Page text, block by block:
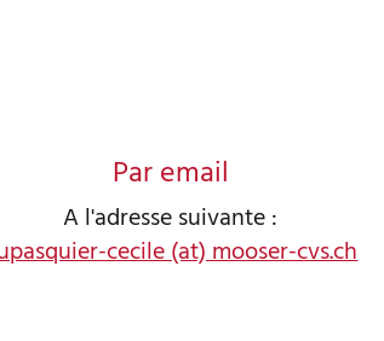
Par email
A l'adresse suivante :
cecile (at) mooser-cvs.ch